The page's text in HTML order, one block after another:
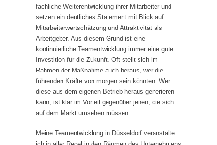
fachliche Weiterentwicklung ihrer Mitarbeiter und
setzen ein deutliches Statement mit Blick auf
Mitarbeiterwertschätzung und Attraktivität als
Arbeitgeber. Aus diesem Grund ist eine
kontinuierliche Teamentwicklung immer eine gute
Investition für die Zukunft. Oft stellt sich im
Rahmen der Maßnahme auch heraus, wer die
führenden Kräfte von morgen sein könnten. Wer
diese aus dem eigenen Betrieb heraus generieren
kann, ist klar im Vorteil gegenüber jenen, die sich
auf dem Markt umsehen müssen.
Meine Teamentwicklung in Düsseldorf veranstalte